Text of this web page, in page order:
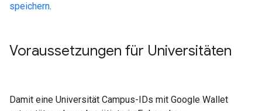
speichern.
Voraussetzungen für Universitäten
Damit eine Universität Campus-IDs mit Google Wallet